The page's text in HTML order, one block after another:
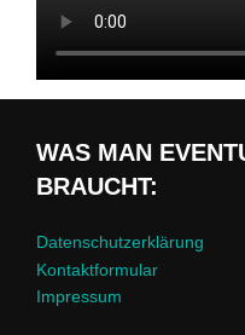
WAS MAN
BRAUCHT:
Datenschutzerklärung
Kontaktformular
Impressum